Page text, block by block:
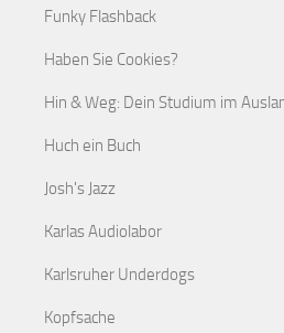
Funky Flashback
Haben Sie Cookies?
Hin & Weg: Dein Studium im
Huch ein Buch
Josh's Jazz
Karlas Audiolabor
Karlsruher Underdogs
Kopfsache